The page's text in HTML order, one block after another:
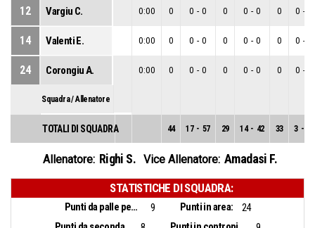
12 Vargiu C. 0:00 0 0 - 0 0 0 - 0 0 0 -
14 Valenti E. 0:00 0 0 - 0 0 0 - 0 0 0 -
24 Corongiu A. 0:00 0 0 - 0 0 0 - 0 0 0 -
Squadra / Allenatore
TOTALI DI SQUADRA 44 17 - 57 29 14 - 42 33 3 -
Allenatore: Righi S. Vice Allenatore: Amadasi F.
STATISTICHE DI SQUADRA:
Punti da palle perse: 9 Punti in area:
24